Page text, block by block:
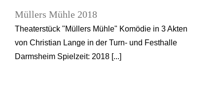
Müllers Mühle 2018
Theaterstück "Müllers Mühle" Komödie in 3 Akten
von Christian Lange in der Turn- und Festhalle
Darmsheim Spielzeit: 2018 [...]